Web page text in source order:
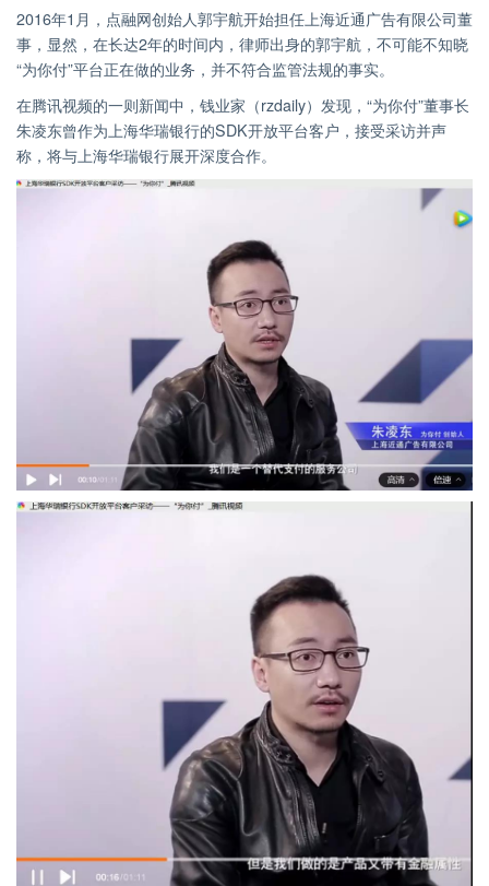
2016年1月，点融网创始人郭宇航开始担任上海近通广告有限公司董
事，显然，在长达2年的时间内，律师出身的郭宇航，不可能不知晓
“为你付”平台正在做的业务，并不符合监管法规的事实。
在腾讯视频的一则新闻中，钱业家（rzdaily）发现，“为你付”董事长
朱凌东曾作为上海华瑞银行的SDK开放平台客户，接受采访并声
称，将与上海华瑞银行展开深度合作。